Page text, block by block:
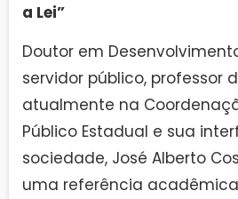
a Lei”
Doutor em
servidor público, professor
atualmente na
Público Estadual e sua
sociedade, José Alberto
uma referência